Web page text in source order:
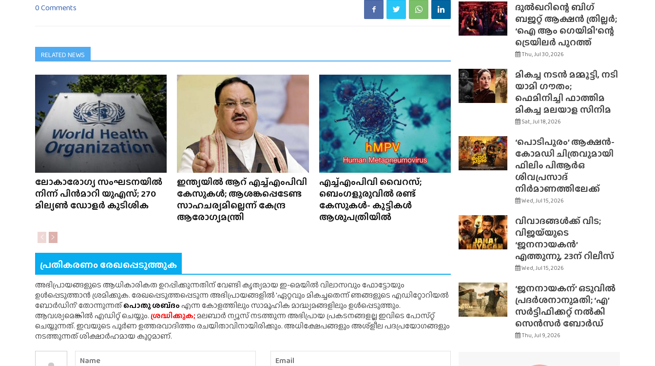
0 Comments
RELATED NEWS
ലോകാരോഗ്യ സംഘടനയിൽ
നിന്ന് പിൻമാറി യുഎസ്; 270
മില്യൺ ഡോളർ കുടിശിക
ഇന്ത്യയിൽ ആറ് എച്ച്‌എംപിവി
കേസുകൾ; ആശങ്കപ്പെടേണ്ട
സാഹചര്യമില്ലെന്ന് കേന്ദ്ര
ആരോഗ്യമന്ത്രി
എച്ച്‌എംപിവി വൈറസ്;
ബെംഗളൂരുവിൽ രണ്ട്
കേസുകൾ- കുട്ടികൾ
ആശുപത്രിയിൽ
പ്രതികരണം രേഖപ്പെടുത്തുക
അഭിപ്രായങ്ങളുടെ ആധികാരികത ഉറപ്പിക്കുന്നതിന് വേണ്ടി കൃത്യമായ ഇ-മെയിൽ വിലാസവും ഫോട്ടോയും
ഉൾപ്പെടുത്താൻ ശ്രമിക്കുക. രേഖപ്പെടുത്തപ്പെടുന്ന അഭിപ്രായങ്ങളിൽ 'ഏറ്റവും മികച്ചതെന്ന് ഞങ്ങളുടെ എഡിറ്റോറിയൽ
ബോർഡിന്' തോന്നുന്നത്പൊതു ശബ്‌ദംഎന്ന കോളത്തിലും സാമൂഹിക മാദ്ധ്യമങ്ങളിലും ഉൾപ്പെടുത്തും.
ആവശ്യമെങ്കിൽ എഡിറ്റ് ചെയ്യും.ശ്രദ്ധിക്കുക;മലബാർ ന്യൂസ് നടത്തുന്ന അഭിപ്രായ പ്രകടനങ്ങളല്ല ഇവിടെ പോസ്‌റ്റ്
ചെയ്യുന്നത്. ഇവയുടെ പൂർണ ഉത്തരവാദിത്തം രചയിതാവിനായിരിക്കും. അധിക്ഷേപങ്ങളും അശ്‌ളീല പദപ്രയോഗങ്ങളും
നടത്തുന്നത് ശിക്ഷാർഹമായ കുറ്റമാണ്.
ദുൽഖറിന്റെ ബിഗ്
ബജറ്റ് ആക്ഷൻ ത്രില്ലർ;
‘ഐ ആം ഗെയിമി’ന്റെ
ട്രെയിലർ പുറത്ത്
Thu, Jul 30, 2026
മികച്ച നടൻ മമ്മൂട്ടി, നടി
യാമി ഗൗതം;
ഫെമിനിച്ചി ഫാത്തിമ
മികച്ച മലയാള സിനിമ
Sat, Jul 18, 2026
‘പൊടിപൂരം’ ആക്ഷൻ-
കോമഡി ചിത്രവുമായി
ഫിലിം പിആർഒ
ശിവപ്രസാദ്
നിർമാണത്തിലേക്ക്
Wed, Jul 15, 2026
വിവാദങ്ങൾക്ക് വിട;
വിജയ്‌യുടെ
‘ജനനായകൻ’
എത്തുന്നു, 23ന് റിലീസ്
Wed, Jul 15, 2026
‘ജനനായകന്’ ഒടുവിൽ
പ്രദർശനാനുമതി; ‘എ’
സർട്ടിഫിക്കറ്റ് നൽകി
സെൻസർ ബോർഡ്
Thu, Jul 9, 2026